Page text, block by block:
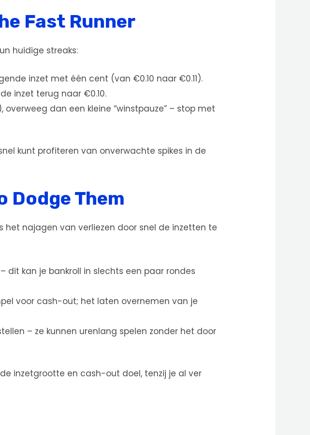
Fast Runner
huidige streaks:
inzet met één cent (van €0.10 naar €0.11).
inzet terug naar €0.10.
dan een kleine “winstpauze” – stop met
kunt profiteren van onverwachte spikes in de
Dodge Them
het najagen van verliezen door snel de inzetten te
dit kan je bankroll in slechts een paar rondes
voor cash-out; het laten overnemen van je
– ze kunnen urenlang spelen zonder het door
inzetgrootte en cash-out doel, tenzij je al ver